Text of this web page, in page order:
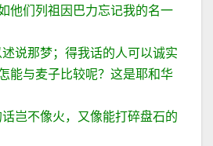
他们列祖因巴力忘记我的名一
说那梦；得我话的人可以诚实
能与麦子比较呢？这是耶和华
岂不像火，又像能打碎盘石的